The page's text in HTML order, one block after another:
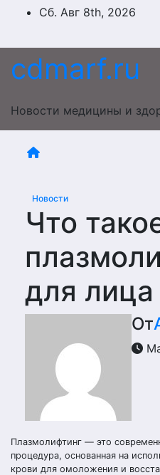
ПерейтиСб. Авг 8th, 2026
cdmarf.ru
Новости медицины и
Новости
Что
для лица
От
Плазмолифтинг — это
процедура, основанная на
крови для омоложения и